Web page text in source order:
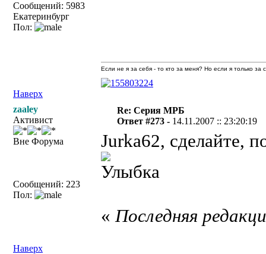
Сообщений: 5983
Екатеринбург
Пол:
Наверх
Если не я за себя - то кто за меня? Но если я только
zaaley
Активист
Вне Форума
Сообщений: 223
Пол:
Re: Серия МРБ
Ответ #273 - 14.11.2007 :: 23:20:19
Jurka62, сделайте,
Наверх
«Последняя